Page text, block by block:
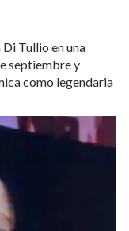
Tullio en una
septiembre y
como legendaria